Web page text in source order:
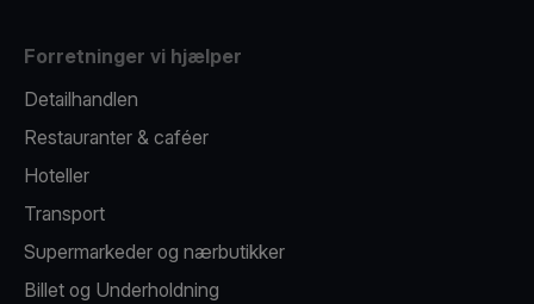
Forretninger vi hjælper
Detailhandlen
Restauranter & caféer
Hoteller
Transport
Supermarkeder og nærbutikker
Billet og Underholdning